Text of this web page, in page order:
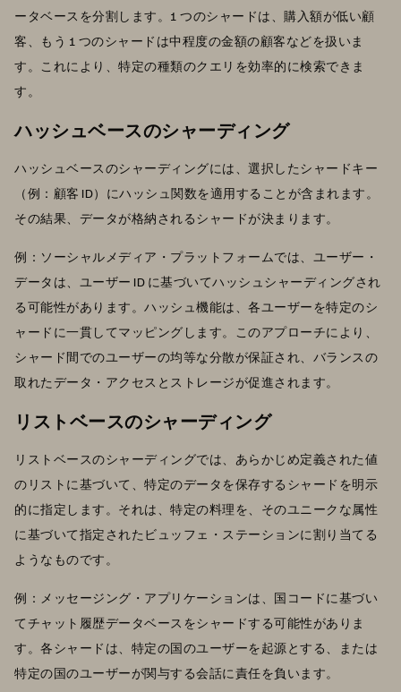
ータベースを分割します。1 つのシャードは、購入額が低い顧
客、もう 1 つのシャードは中程度の金額の顧客などを扱いま
す。これにより、特定の種類のクエリを効率的に検索できま
す。
ハッシュベースのシャーディング
ハッシュベースのシャーディングには、選択したシャードキー
（例：顧客 ID）にハッシュ関数を適用することが含まれます。
その結果、データが格納されるシャードが決まります。
例：ソーシャルメディア・プラットフォームでは、ユーザー・
データは、ユーザー ID に基づいてハッシュシャーディングされ
る可能性があります。ハッシュ機能は、各ユーザーを特定のシ
ャードに一貫してマッピングします。このアプローチにより、
シャード間でのユーザーの均等な分散が保証され、バランスの
取れたデータ・アクセスとストレージが促進されます。
リストベースのシャーディング
リストベースのシャーディングでは、あらかじめ定義された値
のリストに基づいて、特定のデータを保存するシャードを明示
的に指定します。それは、特定の料理を、そのユニークな属性
に基づいて指定されたビュッフェ・ステーションに割り当てる
ようなものです。
例：メッセージング・アプリケーションは、国コードに基づい
てチャット履歴データベースをシャードする可能性がありま
す。各シャードは、特定の国のユーザーを起源とする、または
特定の国のユーザーが関与する会話に責任を負います。